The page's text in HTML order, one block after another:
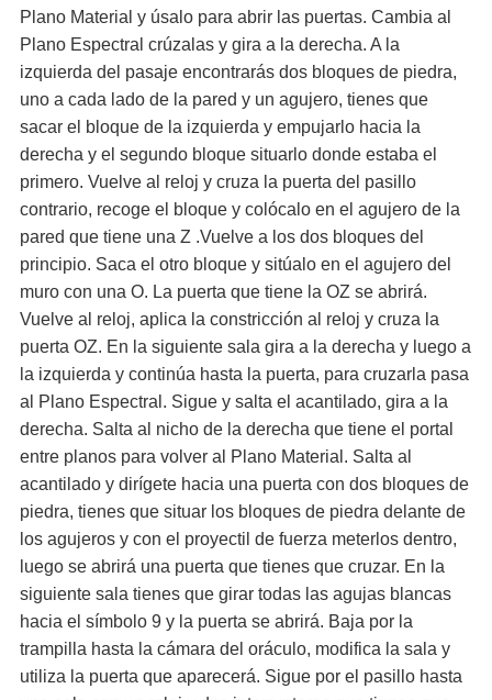
Plano Material y úsalo para abrir las puertas. Cambia al
Plano Espectral crúzalas y gira a la derecha. A la
izquierda del pasaje encontrarás dos bloques de piedra,
uno a cada lado de la pared y un agujero, tienes que
sacar el bloque de la izquierda y empujarlo hacia la
derecha y el segundo bloque situarlo donde estaba el
primero. Vuelve al reloj y cruza la puerta del pasillo
contrario, recoge el bloque y colócalo en el agujero de la
pared que tiene una Z .Vuelve a los dos bloques del
principio. Saca el otro bloque y sitúalo en el agujero del
muro con una O. La puerta que tiene la OZ se abrirá.
Vuelve al reloj, aplica la constricción al reloj y cruza la
puerta OZ. En la siguiente sala gira a la derecha y luego a
la izquierda y continúa hasta la puerta, para cruzarla pasa
al Plano Espectral. Sigue y salta el acantilado, gira a la
derecha. Salta al nicho de la derecha que tiene el portal
entre planos para volver al Plano Material. Salta al
acantilado y dirígete hacia una puerta con dos bloques de
piedra, tienes que situar los bloques de piedra delante de
los agujeros y con el proyectil de fuerza meterlos dentro,
luego se abrirá una puerta que tienes que cruzar. En la
siguiente sala tienes que girar todas las agujas blancas
hacia el símbolo 9 y la puerta se abrirá. Baja por la
trampilla hasta la cámara del oráculo, modifica la sala y
utiliza la puerta que aparecerá. Sigue por el pasillo hasta